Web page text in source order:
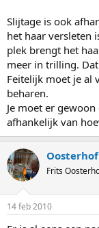
Slijtage is ook
het haar versleten
plek brengt het
meer in trilling.
Feitelijk moet je al
beharen.
Je moet er
afhankelijk van
Frits
14 feb 2010